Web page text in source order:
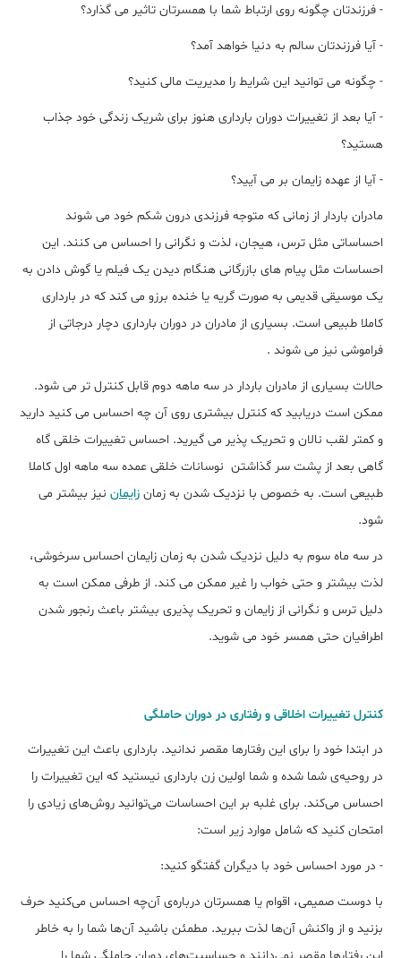
- فرزندتان چگونه روی ارتباط شما با همسرتان تاثیر می گذارد؟
- آیا فرزندتان سالم به دنیا خواهد آمد؟
- چگونه می توانید این شرایط را مدیریت مالی کنید؟
- آیا بعد از تغییرات دوران بارداری هنوز برای شریک زندگی خود جذاب
هستید؟
- آیا از عهده زایمان بر می آیید؟
مادران باردار از زمانی که متوجه فرزندی درون شکم خود می شوند
احساساتی مثل ترس، هیجان، لذت و نگرانی را احساس می کنند. این
احساسات مثل پیام های بازرگانی هنگام دیدن یک فیلم یا گوش دادن به
یک موسیقی قدیمی به صورت گریه یا خنده برزو می کند که در بارداری
کاملا طبیعی است. بسیاری از مادران در دوران بارداری دچار درجاتی از
فراموشی نیز می شوند .
حالات بسیاری از مادران باردار در سه ماهه دوم قابل کنترل تر می شود.
ممکن است دریابید که کنترل بیشتری روی آن چه احساس می کنید دارید
و کمتر لقب نالان و تحریک پذیر می گیرید. احساس تغییرات خلقی گاه
گاهی بعد از پشت سر گذاشتن نوسانات خلقی عمده سه ماهه اول کاملا
طبیعی است. به خصوص با نزدیک شدن به زمان زایمان نیز بیشتر می
شود.
در سه ماه سوم به دلیل نزدیک شدن به زمان زایمان احساس سرخوشی،
لذت بیشتر و حتی خواب را غیر ممکن می کند. از طرفی ممکن است به
دلیل ترس و نگرانی از زایمان و تحریک پذیری بیشتر باعث رنجور شدن
اطرافیان حتی همسر خود می شوید.
کنترل تغییرات اخلاقی و رفتاری در دوران حاملگی
در ابتدا خود را برای این رفتارها مقصر ندانید. بارداری باعث این تغییرات
در روحیه‌ی شما شده و شما اولین زن بارداری نیستید که این تغییرات را
احساس می‌کند. برای غلبه بر این احساسات می‌توانید روش‌های زیادی را
امتحان کنید که شامل موارد زیر است:
- در مورد احساس خود با دیگران گفتگو کنید:
با دوست صمیمی، اقوام یا همسرتان درباره‌ی آن‌چه احساس می‌کنید حرف
بزنید و از واکنش آن‌ها لذت ببرید. مطمئن باشید آن‌ها شما را به خاطر